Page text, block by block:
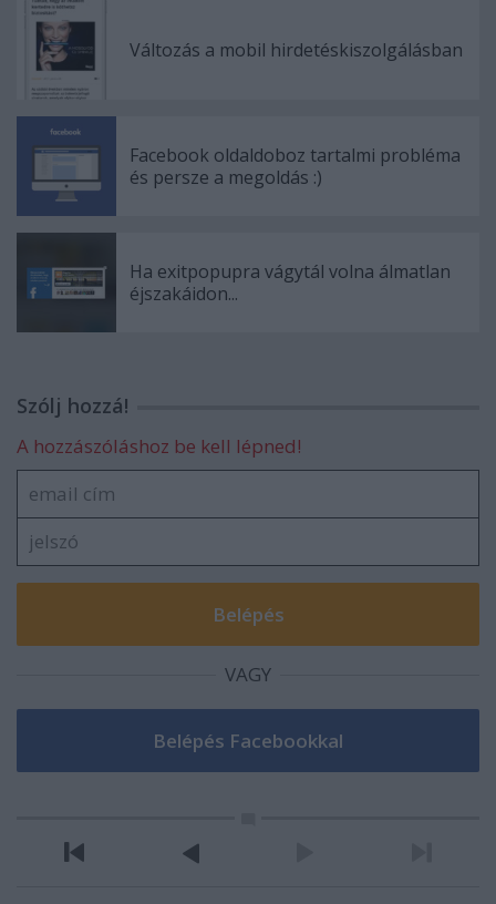
Változás a mobil hirdetéskiszolgálásban
Facebook oldaldoboz tartalmi probléma
és persze a megoldás :)
Ha exitpopupra vágytál volna álmatlan
éjszakáidon...
Szólj hozzá!
A hozzászóláshoz be kell lépned!
VAGY